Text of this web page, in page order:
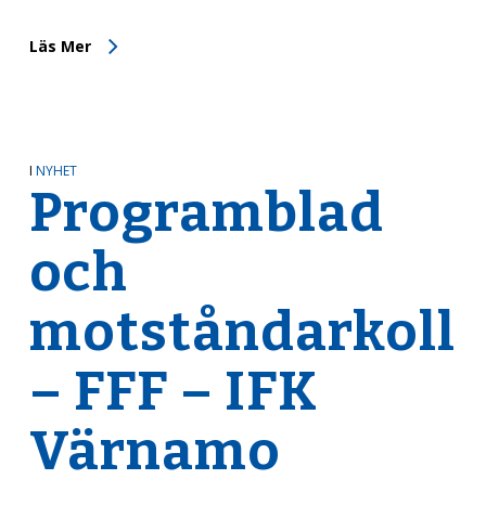
Läs Mer
I NYHET
Programblad
och
motståndarkoll
– FFF – IFK
Värnamo